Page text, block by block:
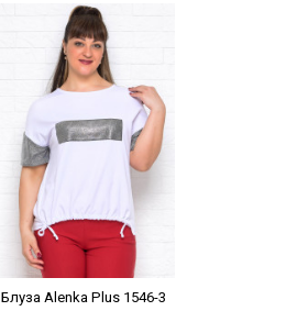
Наклейки Варіант з %
Блуза Alenka Plus 1546-3